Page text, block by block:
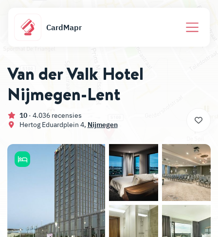
CardMapr
Van der Valk Hotel
Nijmegen-Lent
10 · 4.036 recensies
Hertog Eduardplein 4, Nijmegen